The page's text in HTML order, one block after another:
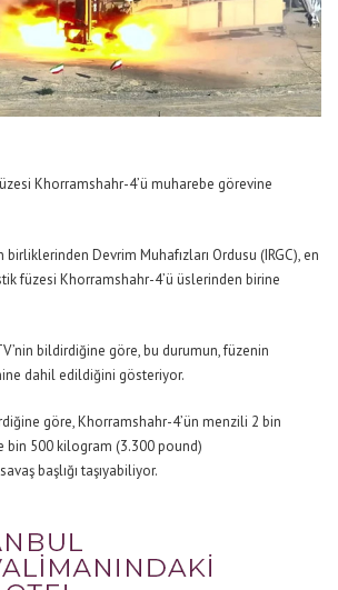
Khorramshahr-4’ü muharebe görevine
Devrim Muhafızları Ordusu (IRGC), en
füzesi Khorramshahr-4’ü üslerinden birine
bildirdiğine göre, bu durumun, füzenin
dahil edildiğini gösteriyor.
göre, Khorramshahr-4’ün menzili 2 bin
bin 500 kilogram (3.300 pound)
başlığı taşıyabiliyor.